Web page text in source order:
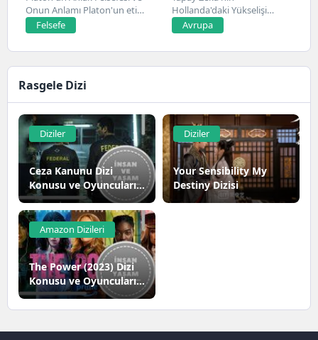
Onun Anlamı Platon'un etik
ve ahlak...
Felsefe
Hollanda'daki Yükselişi
Hollanda, son yıllarda yapay
zeka alanında...
Avrupa
Rasgele Dizi
Diziler
Ceza Kanunu Dizi
Konusu ve Oyuncuları |
Netflix
Diziler
Your Sensibility My
Destiny Dizisi
Amazon Dizileri
The Power (2023) Dizi
Konusu ve Oyuncuları |
Amazon Prime